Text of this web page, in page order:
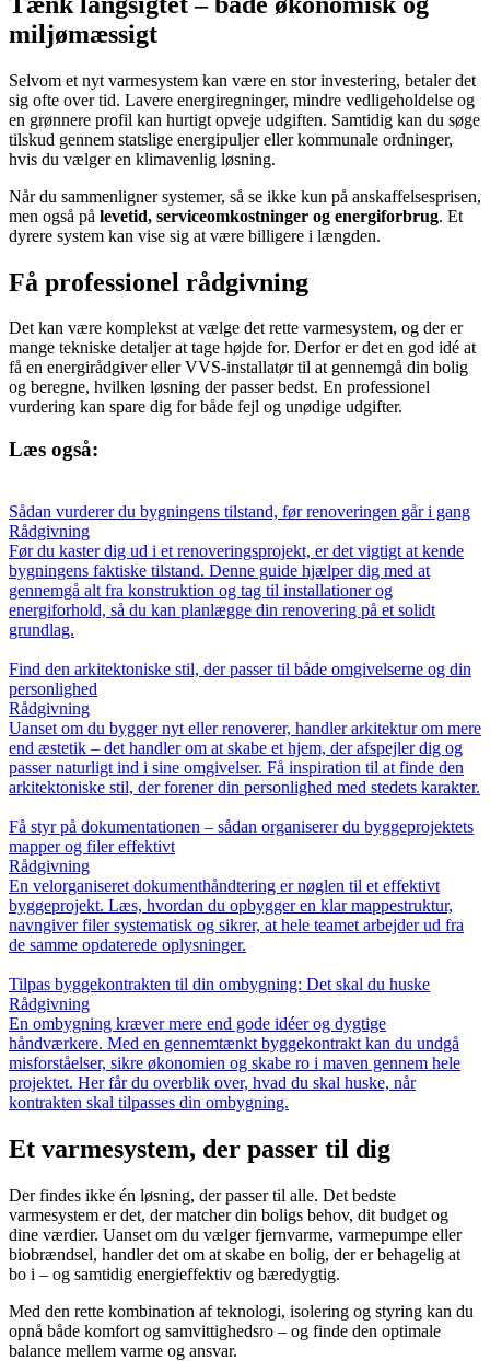
miljømæssigt
Selvom et nyt varmesystem kan være en stor investering, betaler det
sig ofte over tid. Lavere energiregninger, mindre vedligeholdelse og
en grønnere profil kan hurtigt opveje udgiften. Samtidig kan du søge
tilskud gennem statslige energipuljer eller kommunale ordninger,
hvis du vælger en klimavenlig løsning.
Når du sammenligner systemer, så se ikke kun på anskaffelsesprisen,
men også på levetid, serviceomkostninger og energiforbrug. Et
dyrere system kan vise sig at være billigere i længden.
Få professionel rådgivning
Det kan være komplekst at vælge det rette varmesystem, og der er
mange tekniske detaljer at tage højde for. Derfor er det en god idé at
få en energirådgiver eller VVS-installatør til at gennemgå din bolig
og beregne, hvilken løsning der passer bedst. En professionel
vurdering kan spare dig for både fejl og unødige udgifter.
Læs også:
Sådan vurderer du bygningens tilstand, før renoveringen går i gang
Rådgivning
Før du kaster dig ud i et renoveringsprojekt, er det vigtigt at kende
bygningens faktiske tilstand. Denne guide hjælper dig med at
gennemgå alt fra konstruktion og tag til installationer og
energiforhold, så du kan planlægge din renovering på et solidt
grundlag.
Find den arkitektoniske stil, der passer til både omgivelserne og din
personlighed
Rådgivning
Uanset om du bygger nyt eller renoverer, handler arkitektur om mere
end æstetik – det handler om at skabe et hjem, der afspejler dig og
passer naturligt ind i sine omgivelser. Få inspiration til at finde den
arkitektoniske stil, der forener din personlighed med stedets karakter.
Få styr på dokumentationen – sådan organiserer du byggeprojektets
mapper og filer effektivt
Rådgivning
En velorganiseret dokumenthåndtering er nøglen til et effektivt
byggeprojekt. Læs, hvordan du opbygger en klar mappestruktur,
navngiver filer systematisk og sikrer, at hele teamet arbejder ud fra
de samme opdaterede oplysninger.
Tilpas byggekontrakten til din ombygning: Det skal du huske
Rådgivning
En ombygning kræver mere end gode idéer og dygtige
håndværkere. Med en gennemtænkt byggekontrakt kan du undgå
misforståelser, sikre økonomien og skabe ro i maven gennem hele
projektet. Her får du overblik over, hvad du skal huske, når
kontrakten skal tilpasses din ombygning.
Et varmesystem, der passer til dig
Der findes ikke én løsning, der passer til alle. Det bedste
varmesystem er det, der matcher din boligs behov, dit budget og
dine værdier. Uanset om du vælger fjernvarme, varmepumpe eller
biobrændsel, handler det om at skabe en bolig, der er behagelig at
bo i – og samtidig energieffektiv og bæredygtig.
Med den rette kombination af teknologi, isolering og styring kan du
opnå både komfort og samvittighedsro – og finde den optimale
balance mellem varme og ansvar.